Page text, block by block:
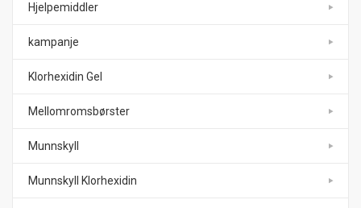
Hjelpemiddler
kampanje
Klorhexidin Gel
Mellomromsbørster
Munnskyll
Munnskyll Klorhexidin